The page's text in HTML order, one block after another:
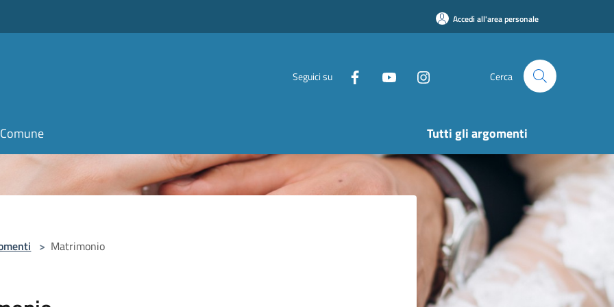
Accedi all'area personale
Seguici su Cerca
Tutti gli argomenti
> Matrimonio